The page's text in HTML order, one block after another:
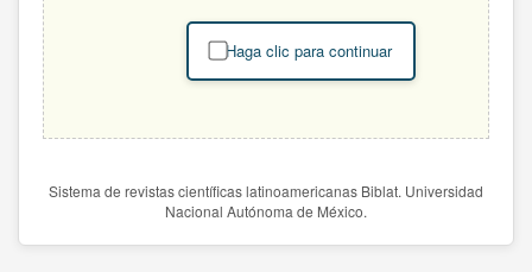
Haga clic para continuar
Sistema de revistas científicas latinoamericanas Biblat. Universidad
Nacional Autónoma de México.